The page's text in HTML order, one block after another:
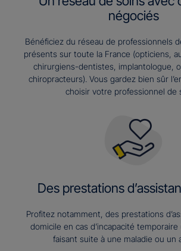
négociés
Bénéficiez du réseau de professionnels
présents sur toute la France (opticiens,
chirurgiens-dentistes, implantologue,
chiropracteurs). Vous gardez bien sûr
choisir votre professionnel de
Des prestations
Profitez notamment, des prestations
domicile en cas d’incapacité
faisant suite à une maladie ou un